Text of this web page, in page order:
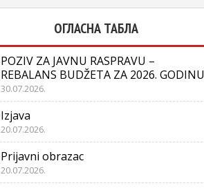
ОГЛАСНА ТАБЛА
POZIV ZA JAVNU RASPRAVU –
REBALANS BUDŽETA ZA 2026. GODINU
30.07.2026.
Izjava
20.07.2026.
Prijavni obrazac
20.07.2026.